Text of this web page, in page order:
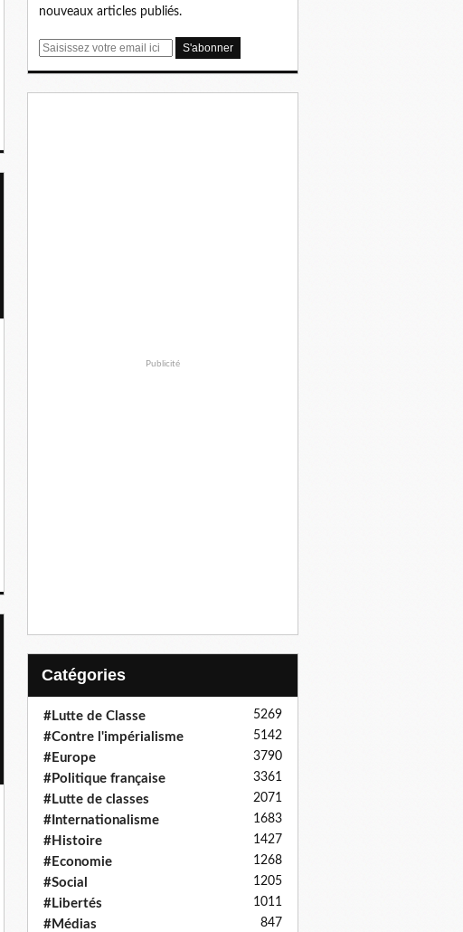
nouveaux articles publiés.
E
Publicité
Catégories
#Lutte de Classe 5269
#Contre l'impérialisme 5142
#Europe 3790
#Politique française 3361
#Lutte de classes 2071
#Internationalisme 1683
#Histoire 1427
#Economie 1268
#Social 1205
#Libertés 1011
#Médias 847